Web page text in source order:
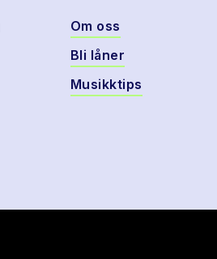
Om oss
Bli låner
Musikktips